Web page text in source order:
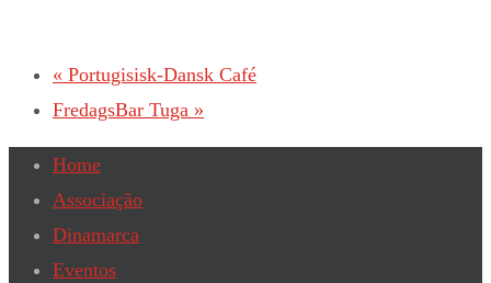
« Portugisisk-Dansk Café
FredagsBar Tuga »
Home
Associação
Dinamarca
Eventos